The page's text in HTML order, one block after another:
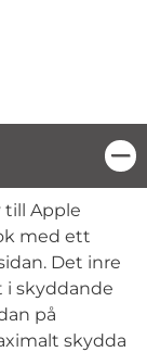
till Apple
med ett
Det inre
i skyddande
på
skydda